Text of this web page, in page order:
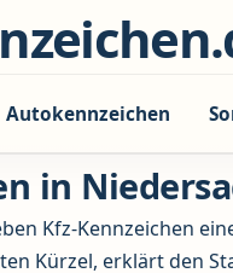
Autokennzeichen
in
Kfz-Kennzeichen
Kürzel, erklärt den